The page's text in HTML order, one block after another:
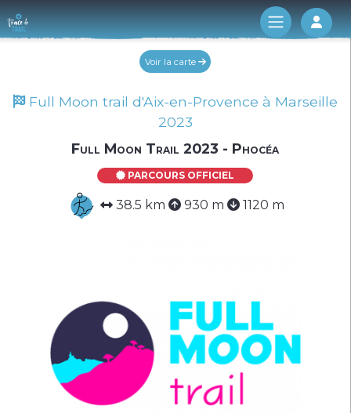
Log
Voir la carte
Full Moon trail d'Aix-en-Provence à Marseille
2023
Full Moon Trail 2023 - Phocéa
PARCOURS OFFICIEL
38.5 km 930 m 1120 m